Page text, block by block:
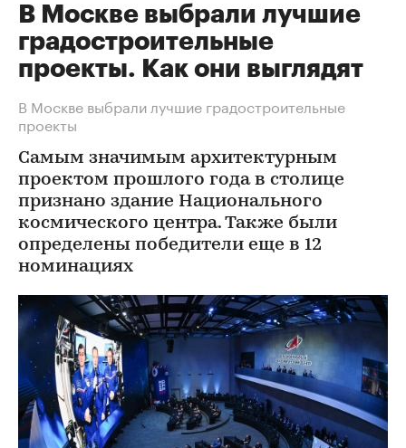
В Москве выбрали лучшие
градостроительные
проекты. Как они выглядят
В Москве выбрали лучшие градостроительные
проекты
Самым значимым архитектурным
проектом прошлого года в столице
признано здание Национального
космического центра. Также были
определены победители еще в 12
номинациях